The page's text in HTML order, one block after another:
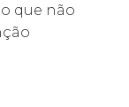
que não